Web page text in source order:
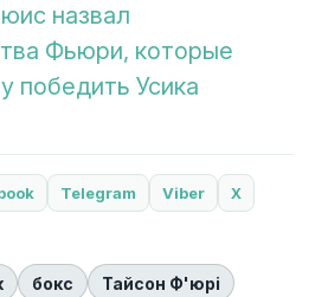
назвал
Фьюри, которые
победить Усика
Telegram Viber X
бокс Тайсон Ф'юрі